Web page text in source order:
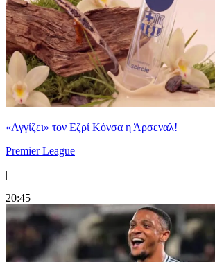
«Αγγίζει» τον Εζρί Κόνσα η Άρσεναλ!
Premier League
|
20:45